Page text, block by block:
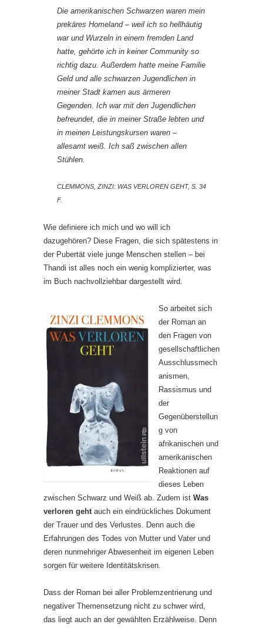
Die amerikanischen Schwarzen waren mein
prekäres Homeland – weil ich so hellhäutig
war und Wurzeln in einem fremden Land
hatte, gehörte ich in keiner Community so
richtig dazu. Außerdem hatte meine Familie
Geld und alle schwarzen Jugendlichen in
meiner Stadt kamen aus ärmeren
Gegenden. Ich war mit den Jugendlichen
befreundet, die in meiner Straße lebten und
in meinen Leistungskursen waren –
allesamt weiß. Ich saß zwischen allen
Stühlen.
CLEMMONS, ZINZI: WAS VERLOREN GEHT, S. 34
F.
Wie definiere ich mich und wo will ich
dazugehören? Diese Fragen, die sich spätestens in
der Pubertät viele junge Menschen stellen – bei
Thandi ist alles noch ein wenig komplizierter, was
im Buch nachvollziehbar dargestellt wird.
So arbeitet sich
der Roman an
den Fragen von
gesellschaftlichen
Ausschlussmech
anismen,
Rassismus und
der
Gegenüberstellun
g von
afrikanischen und
amerikanischen
Reaktionen auf
dieses Leben
zwischen Schwarz und Weiß ab. Zudem ist Was
verloren geht auch ein eindrückliches Dokument
der Trauer und des Verlustes. Denn auch die
Erfahrungen des Todes von Mutter und Vater und
deren nunmehriger Abwesenheit im eigenen Leben
sorgen für weitere Identitätskrisen.
Dass der Roman bei aller Problemzentrierung und
negativer Themensetzung nicht zu schwer wird,
das liegt auch an der gewählten Erzählweise. Denn